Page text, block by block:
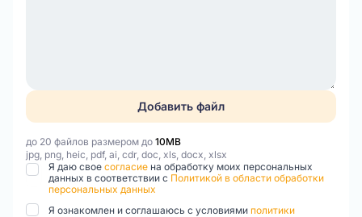
Добавить файл
до 20 файлов размером до 10MB
jpg, png, heic, pdf, ai, cdr, doc, xls, docx, xlsx
Я даю свое согласие на обработку моих персональных
данных в соответствии с Политикой в области обработки
персональных данных
Я ознакомлен и соглашаюсь с условиями политики